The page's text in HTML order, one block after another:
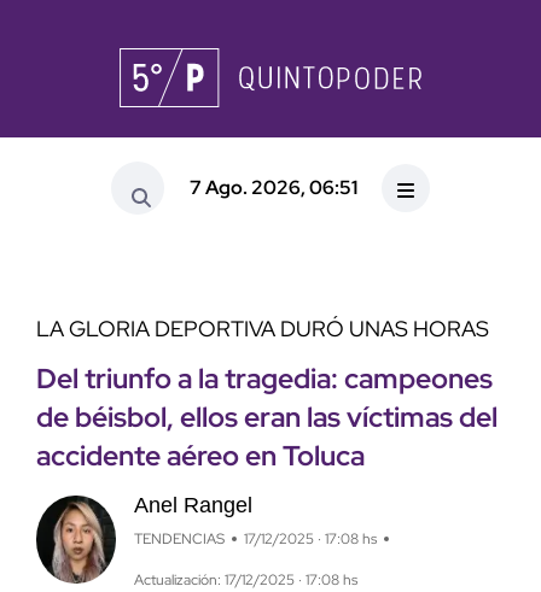
7 Ago. 2026, 06:51
LA GLORIA DEPORTIVA DURÓ UNAS HORAS
Del triunfo a la tragedia: campeones
de béisbol, ellos eran las víctimas del
accidente aéreo en Toluca
Anel Rangel
TENDENCIAS 17/12/2025 · 17:08 hs
Actualización: 17/12/2025 · 17:08 hs